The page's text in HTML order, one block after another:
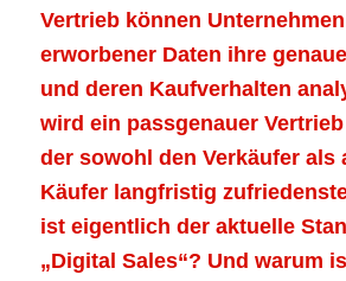
Vertrieb können
erworbener Daten ihre
und deren Kaufverhalten
wird ein passgenauer
der sowohl den Verkäufer als
Käufer langfristig
ist eigentlich der aktuelle
„Digital Sales“? Und warum